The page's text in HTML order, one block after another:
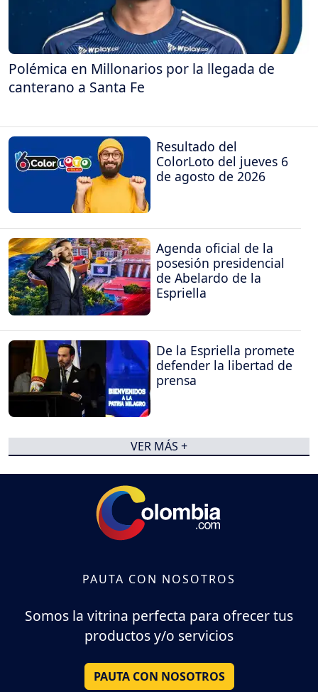
Polémica en Millonarios por la llegada de
canterano a Santa Fe
Resultado del
ColorLoto del jueves 6
de agosto de 2026
Agenda oficial de la
posesión presidencial
de Abelardo de la
Espriella
De la Espriella promete
defender la libertad de
prensa
VER MÁS +
PAUTA CON NOSOTROS
Somos la vitrina perfecta para ofrecer tus
productos y/o servicios
PAUTA CON NOSOTROS